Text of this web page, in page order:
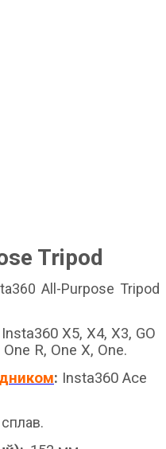
Tripod
All-Purpose Tripod
Insta360 X5, X4, X3, GO
R, One X, One.
: Insta360 Ace